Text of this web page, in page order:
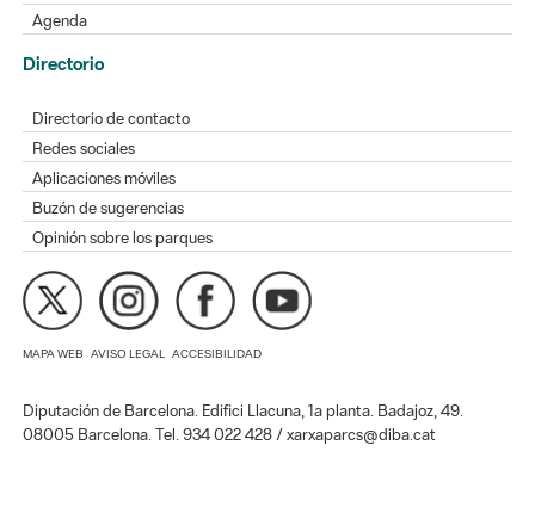
Agenda
Directorio
Directorio de contacto
Redes sociales
Aplicaciones móviles
Buzón de sugerencias
Opinión sobre los parques
MAPA WEB AVISO LEGAL ACCESIBILIDAD
Diputación de Barcelona. Edifici Llacuna, 1a planta. Badajoz, 49.
08005 Barcelona. Tel. 934 022 428 / xarxaparcs@diba.cat